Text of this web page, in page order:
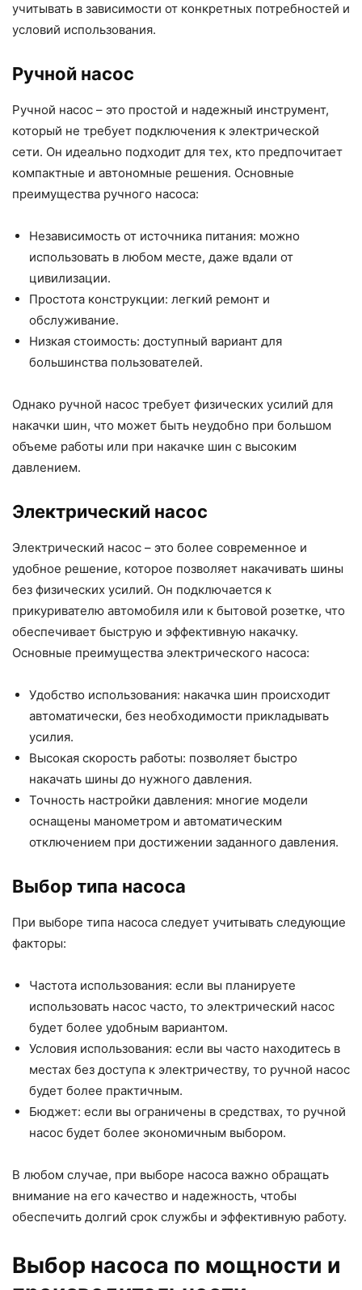
учитывать в зависимости от конкретных потребностей и
условий использования.
Ручной насос
Ручной насос – это простой и надежный инструмент,
который не требует подключения к электрической
сети. Он идеально подходит для тех, кто предпочитает
компактные и автономные решения. Основные
преимущества ручного насоса:
Независимость от источника питания: можно
использовать в любом месте, даже вдали от
цивилизации.
Простота конструкции: легкий ремонт и
обслуживание.
Низкая стоимость: доступный вариант для
большинства пользователей.
Однако ручной насос требует физических усилий для
накачки шин, что может быть неудобно при большом
объеме работы или при накачке шин с высоким
давлением.
Электрический насос
Электрический насос – это более современное и
удобное решение, которое позволяет накачивать шины
без физических усилий. Он подключается к
прикуривателю автомобиля или к бытовой розетке, что
обеспечивает быструю и эффективную накачку.
Основные преимущества электрического насоса:
Удобство использования: накачка шин происходит
автоматически, без необходимости прикладывать
усилия.
Высокая скорость работы: позволяет быстро
накачать шины до нужного давления.
Точность настройки давления: многие модели
оснащены манометром и автоматическим
отключением при достижении заданного давления.
Выбор типа насоса
При выборе типа насоса следует учитывать следующие
факторы:
Частота использования: если вы планируете
использовать насос часто, то электрический насос
будет более удобным вариантом.
Условия использования: если вы часто находитесь в
местах без доступа к электричеству, то ручной насос
будет более практичным.
Бюджет: если вы ограничены в средствах, то ручной
насос будет более экономичным выбором.
В любом случае, при выборе насоса важно обращать
внимание на его качество и надежность, чтобы
обеспечить долгий срок службы и эффективную работу.
Выбор насоса по мощности и